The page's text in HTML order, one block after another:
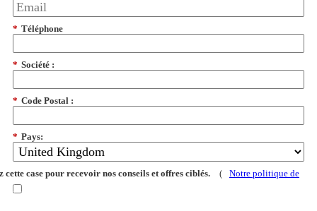
* Téléphone
* Société :
* Code Postal :
* Pays:
cette case pour recevoir nos conseils et offres ciblés. ( Notre politique de